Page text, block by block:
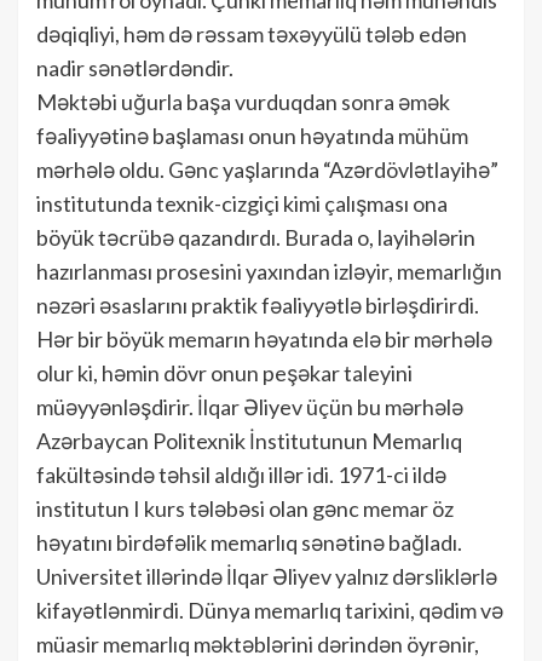
dəqiqliyi, həm də rəssam təxəyyülü tələb edən
nadir sənətlərdəndir.
Məktəbi uğurla başa vurduqdan sonra əmək
fəaliyyətinə başlaması onun həyatında mühüm
mərhələ oldu. Gənc yaşlarında “Azərdövlətlayihə”
institutunda texnik-cizgiçi kimi çalışması ona
böyük təcrübə qazandırdı. Burada o, layihələrin
hazırlanması prosesini yaxından izləyir, memarlığın
nəzəri əsaslarını praktik fəaliyyətlə birləşdirirdi.
Hər bir böyük memarın həyatında elə bir mərhələ
olur ki, həmin dövr onun peşəkar taleyini
müəyyənləşdirir. İlqar Əliyev üçün bu mərhələ
Azərbaycan Politexnik İnstitutunun Memarlıq
fakültəsində təhsil aldığı illər idi. 1971-ci ildə
institutun I kurs tələbəsi olan gənc memar öz
həyatını birdəfəlik memarlıq sənətinə bağladı.
Universitet illərində İlqar Əliyev yalnız dərsliklərlə
kifayətlənmirdi. Dünya memarlıq tarixini, qədim və
müasir memarlıq məktəblərini dərindən öyrənir,